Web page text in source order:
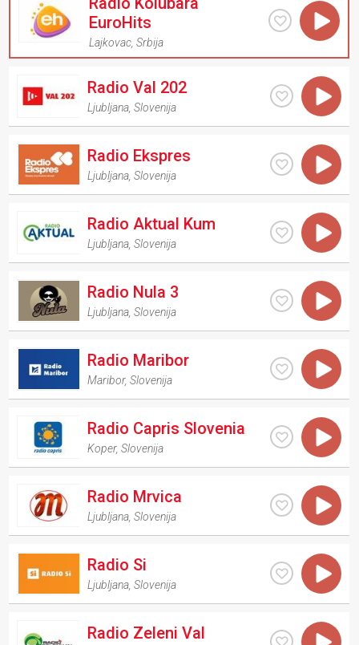
EuroHits
Lajkovac ,Srbija
Radio Val 202
Ljubljana ,Slovenija
Radio Ekspres
Ljubljana ,Slovenija
Radio Aktual Kum
Ljubljana ,Slovenija
Radio Nula 3
Ljubljana ,Slovenija
Radio Maribor
Maribor,Slovenija
Radio Capris Slovenia
Koper,Slovenija
Radio Mrvica
Ljubljana ,Slovenija
Radio Si
Ljubljana ,Slovenija
Radio Zeleni Val